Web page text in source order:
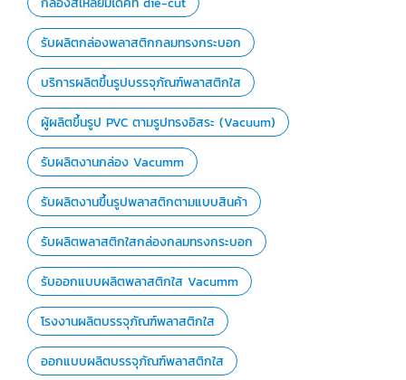
รับผลิตกล่องพลาสติกกลมทรงกระบอก
บริการผลิตขึ้นรูปบรรจุภัณฑ์พลาสติกใส
ผู้ผลิตขึ้นรูป PVC ตามรูปทรงอิสระ (Vacuum)
รับผลิตงานกล่อง Vacumm
รับผลิตงานขึ้นรูปพลาสติกตามแบบสินค้า
รับผลิตพลาสติกใสกล่องกลมทรงกระบอก
รับออกแบบผลิตพลาสติกใส Vacumm
โรงงานผลิตบรรจุภัณฑ์พลาสติกใส
ออกแบบผลิตบรรจุภัณฑ์พลาสติกใส